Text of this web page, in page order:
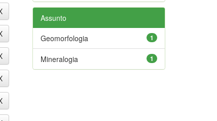
Assunto
1
Geomorfologia
1
Mineralogia